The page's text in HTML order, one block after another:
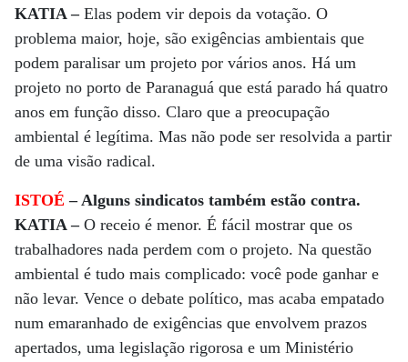
KATIA –Elas podem vir depois da votação. O
problema maior, hoje, são exigências ambientais que
podem paralisar um projeto por vários anos. Há um
projeto no porto de Paranaguá que está parado há quatro
anos em função disso. Claro que a preocupação
ambiental é legítima. Mas não pode ser resolvida a partir
de uma visão radical.
ISTOÉ – Alguns sindicatos também estão contra.
KATIA –O receio é menor. É fácil mostrar que os
trabalhadores nada perdem com o projeto. Na questão
ambiental é tudo mais complicado: você pode ganhar e
não levar. Vence o debate político, mas acaba empatado
num emaranhado de exigências que envolvem prazos
apertados, uma legislação rigorosa e um Ministério